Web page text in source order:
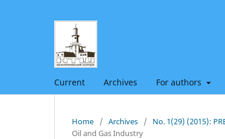
Current Archives For authors
Home / Archives / No. 1(29) (2015):
Oil and Gas Industry